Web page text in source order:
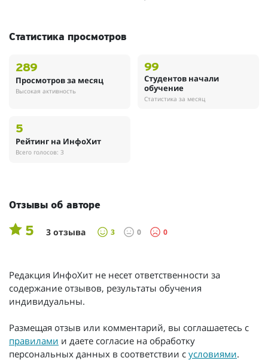
Статистика просмотров
289
Просмотров за месяц
Высокая активность
99
Студентов начали
обучение
Статистика за месяц
5
Рейтинг на ИнфоХит
Всего голосов: 3
Отзывы об авторе
5 3 отзыва 3 0 0
Редакция ИнфоХит не несет ответственности за
содержание отзывов, результаты обучения
индивидуальны.
Размещая отзыв или комментарий, вы соглашаетесь с
правилами и даете согласие на обработку
персональных данных в соответствии с условиями.